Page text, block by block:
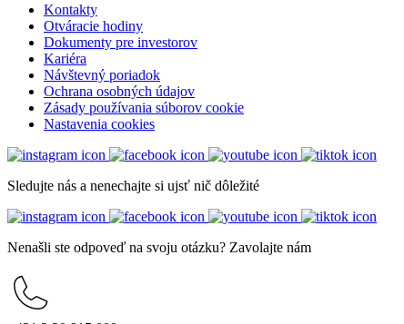
Kontakty
Otváracie hodiny
Dokumenty pre investorov
Kariéra
Návštevný poriadok
Ochrana osobných údajov
Zásady používania súborov cookie
Nastavenia cookies
Sledujte nás a nenechajte si ujsť nič dôležité
Nenašli ste odpoveď na svoju otázku? Zavolajte nám